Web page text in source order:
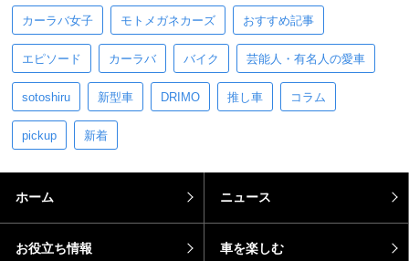
カーラバ女子 モトメガネカーズ おすすめ記事
エピソード カーラバ バイク 芸能人・有名人の愛車
sotoshiru 新型車 DRIMO 推し車 コラム
pickup 新着
ホーム ニュース
お役立ち情報 車を楽しむ